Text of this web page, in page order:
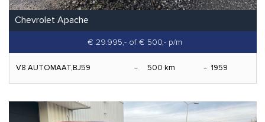
Chevrolet Apache
€ 29.995,- of € 500,- p/m
V8 AUTOMAAT,BJ59 500 km 1959